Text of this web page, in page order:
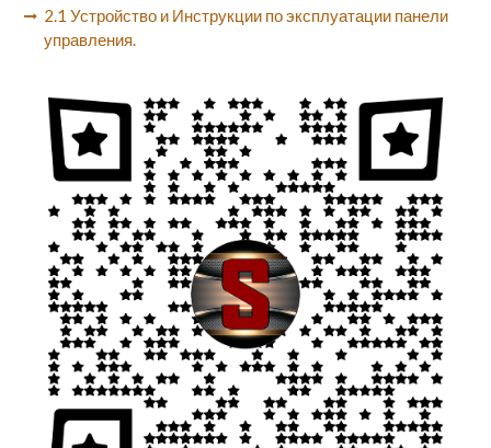
2.1 Устройство и Инструкции по эксплуатации панели
управления.